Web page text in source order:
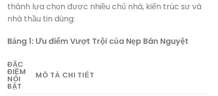
thành lựa chọn được nhiều chủ nhà, kiến trúc sư và
nhà thầu tin dùng:
Bảng 1: Ưu điểm Vượt Trội của Nẹp Bán Nguyệt
ĐẶC
ĐIỂM
NỔI
BẬT
MÔ TẢ CHI TIẾT